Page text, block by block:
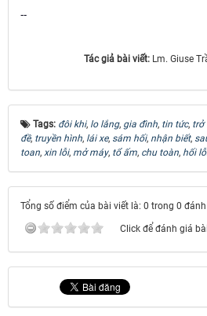
--
Tác giả bài viết: Lm. Giuse
Tags: đôi khi, lo lắng, gia đình, tin tức, trở
đề, truyền hình, lái xe, sám hối, nhận biết,
toan, xin lỗi, mở máy, tổ ấm, chu toàn, hối
Tổng số điểm của bài viết là: 0 trong 0
Click để đánh giá